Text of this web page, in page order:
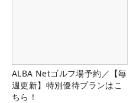
ALBA Netゴルフ場予約／【毎
週更新】特別優待プランはこ
ちら！